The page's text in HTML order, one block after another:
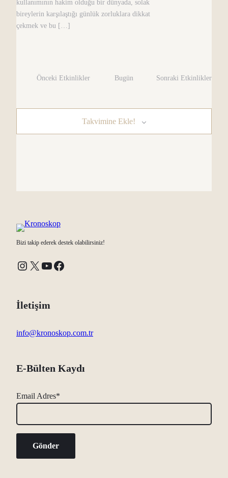
kullanımının hakim olduğu bir dünyada, solak
bireylerin karşılaştığı günlük zorluklara dikkat
çekmek ve bu […]
Önceki Etkinlikler Bugün Sonraki Etkinlikler
Takvimine Ekle!
Bizi takip ederek destek olabilirsiniz!
Instagram X YouTube Facebook
İletişim
info@kronoskop.com.tr
E-Bülten Kaydı
Email Adres*